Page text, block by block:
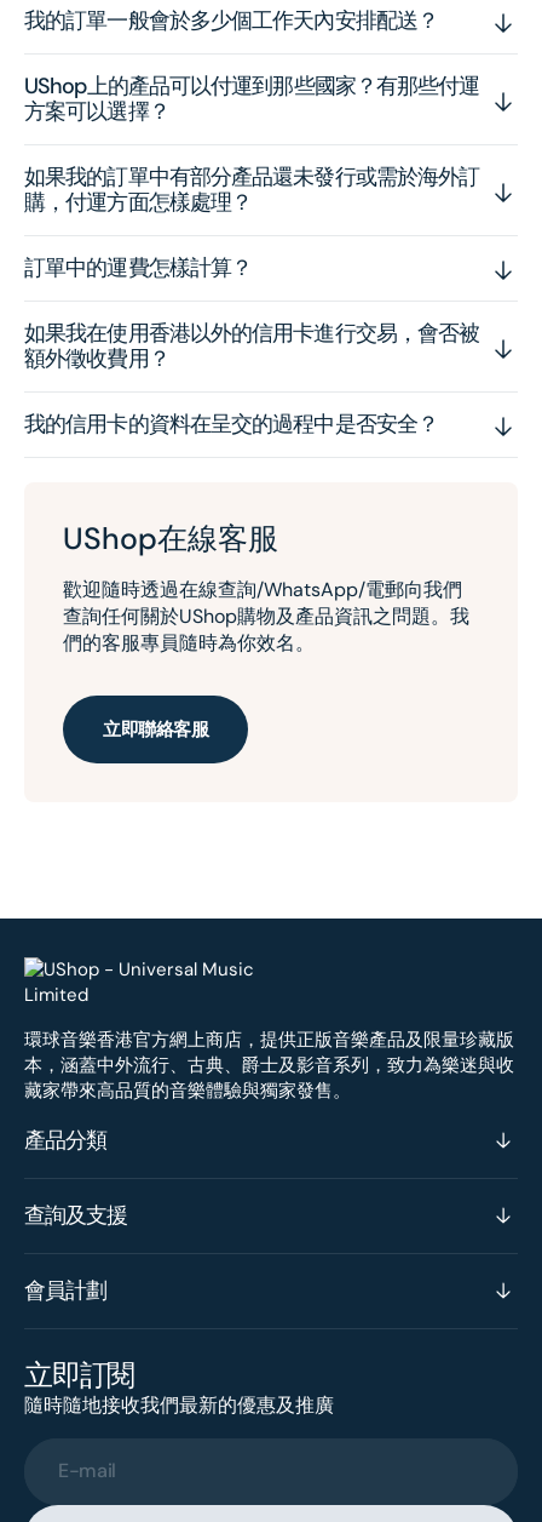
我的訂單一般會於多少個工作天內安排配送？
UShop上的產品可以付運到那些國家？有那些付運
方案可以選擇？
如果我的訂單中有部分產品還未發行或需於海外訂
購，付運方面怎樣處理？
訂單中的運費怎樣計算？
如果我在使用香港以外的信用卡進行交易，會否被
額外徵收費用？
我的信用卡的資料在呈交的過程中是否安全？
UShop在線客服
歡迎隨時透過在線查詢/WhatsApp/電郵向我們
查詢任何關於UShop購物及產品資訊之問題。我
們的客服專員隨時為你效名。
立即聯絡客服
環球音樂香港官方網上商店，提供正版音樂產品及限量珍藏版
本，涵蓋中外流行、古典、爵士及影音系列，致力為樂迷與收
藏家帶來高品質的音樂體驗與獨家發售。
產品分類
查詢及支援
會員計劃
立即訂閱
隨時隨地接收我們最新的優惠及推廣
E-mail